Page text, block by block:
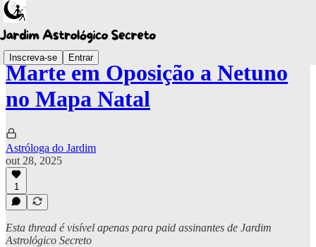
Inscreva-se Entrar
Marte em Oposição a Netuno
no Mapa Natal
Astróloga do Jardim
out 28, 2025
1
Esta thread é visível apenas para paid assinantes de Jardim
Astrológico Secreto